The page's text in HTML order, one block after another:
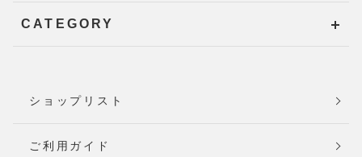
CATEGORY
ショップリスト
ご利用ガイド